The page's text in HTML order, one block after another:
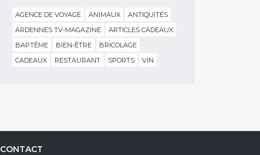
AGENCE DE VOYAGE ANIMAUX
ANTIQUITÉS
ARDENNES TV-MAGAZINE
ARTICLES CADEAUX
BAPTÊME
BIEN-ÊTRE
BRICOLAGE
CADEAUX
RESTAURANT SPORTS VIN
CONTACT